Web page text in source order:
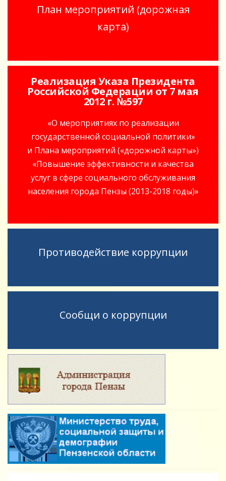
План мероприятий (дорожная
карта)
Реализация Указа Президента
Российской Федерации от 7 мая
2012 г. №597
«О мероприятиях по реализации
государственной социальной политики»
и Плана мероприятий («дорожной карты»)
«Повышение эффективности и качества
услуг в сфере социального обслуживания
населения города Пензы (2013-2018 годы)»
Противодействие коррупции
Сообщи о коррупции